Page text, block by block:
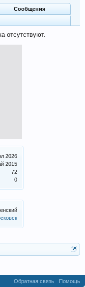
2026
2015
72
0
Сообщения
отсутствуют.
Обратная связь Помощь